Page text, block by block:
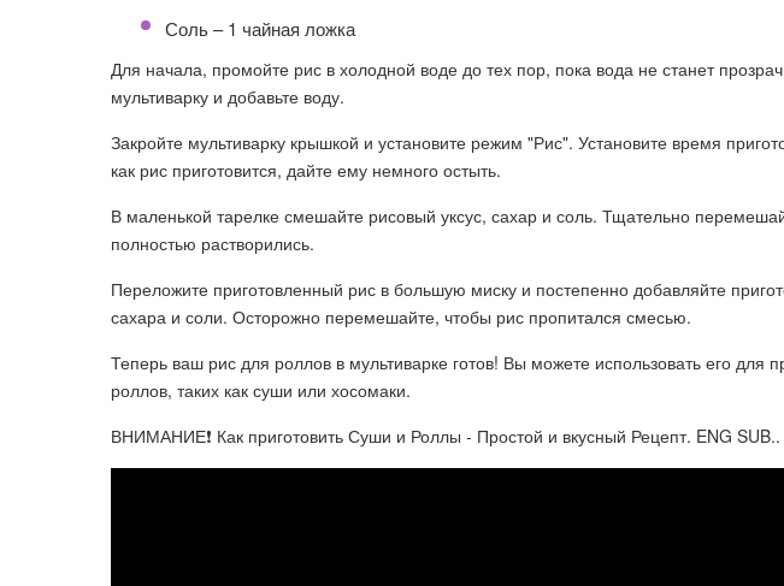
Соль – 1 чайная ложка
Для начала, промойте рис в холодной воде до тех пор, пока вода не станет
мультиварку и добавьте воду.
Закройте мультиварку крышкой и установите режим "Рис". Установите время
как рис приготовится, дайте ему немного остыть.
В маленькой тарелке смешайте рисовый уксус, сахар и соль. Тщательно
полностью растворились.
Переложите приготовленный рис в большую миску и постепенно добавляйте
сахара и соли. Осторожно перемешайте, чтобы рис пропитался смесью.
Теперь ваш рис для роллов в мультиварке готов! Вы можете использовать его для
роллов, таких как суши или хосомаки.
ВНИМАНИЕ❗ Как приготовить Суши и Роллы - Простой и вкусный Рецепт. ENG SUB..